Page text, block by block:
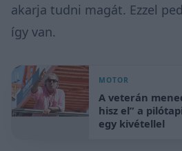
akarja tudni magát. Ezzel
így van.
MOTOR
A veterán
hisz el” a
egy kivétellel